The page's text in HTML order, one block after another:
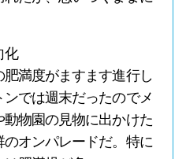
化
満度がますます進行し
では週末だったのでメ
物園の見物に出かけた
オンパレードだ。特に